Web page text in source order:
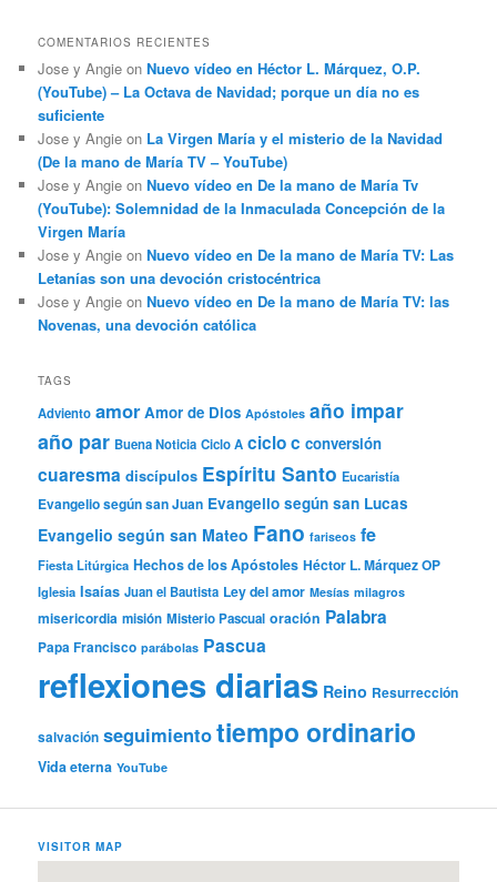
COMENTARIOS RECIENTES
Jose y Angie onNuevo vídeo en Héctor L. Márquez, O.P.
(YouTube) – La Octava de Navidad; porque un día no es
suficiente
Jose y Angie on La Virgen María y el misterio de la Navidad
(De la mano de María TV – YouTube)
Jose y Angie onNuevo vídeo en De la mano de María Tv
(YouTube): Solemnidad de la Inmaculada Concepción de la
Virgen María
Jose y Angie onNuevo vídeo en De la mano de María TV: Las
Letanías son una devoción cristocéntrica
Jose y Angie onNuevo vídeo en De la mano de María TV: las
Novenas, una devoción católica
TAGS
Adviento amor Amor de Dios Apóstoles año impar
año par Buena Noticia Ciclo A ciclo c conversión
cuaresma discípulos Espíritu Santo Eucaristía
Evangelio según san Juan Evangelio según san Lucas
Evangelio según san Mateo Fano fariseos fe
Fiesta Litúrgica Hechos de los Apóstoles Héctor L. Márquez OP
Iglesia Isaías Juan el Bautista Ley del amor Mesías milagros
misericordia misión Misterio Pascual oración Palabra
Papa Francisco parábolas Pascua
reflexiones diarias Reino Resurrección
salvación seguimientotiempo ordinario
Vida eterna YouTube
VISITOR MAP